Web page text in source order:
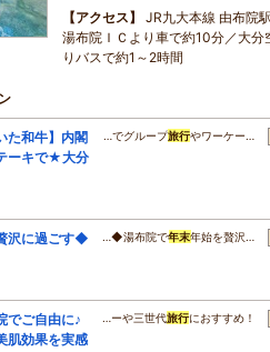
アクセス
JR九大本線 由布院
湯布院ＩＣより車で約10分／大分
りバスで約1～2時間
た和牛】内閣
ーキで★大分
…でグループ旅行やワーケー…
沢に過ごす◆
…◆湯布院で年末年始を贅沢…
でご自由に♪
肌効果を実感
…ーや三世代旅行におすすめ！